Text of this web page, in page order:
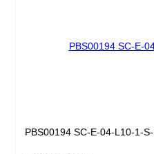
PBS00194 SC-E-04-L10-1-